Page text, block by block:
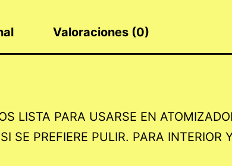
Valoraciones (0)
LISTA PARA USARSE EN
SE PREFIERE PULIR. PARA INTERIOR